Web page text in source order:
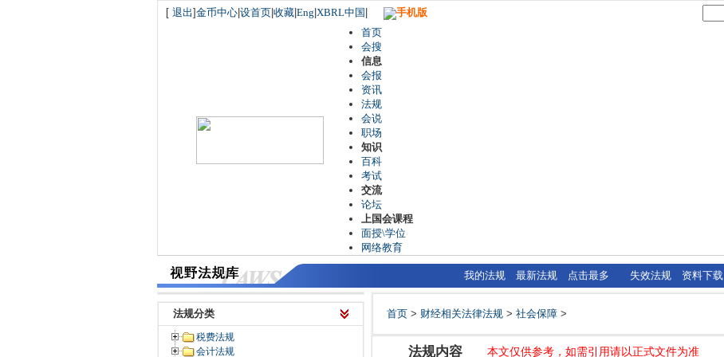
[ 退出]金币中心 设首页 收藏 Eng XBRL中国
手机版
首页
会搜
信息
会报
资讯
法规
会说
职场
知识
百科
考试
交流
论坛
上国会课程
面授\学位
网络教育
我的法规 最新法规 点击最多 失效法规 资料下载
法规分类
税费法规
会计法规
首页 > 财经相关法律法规 > 社会保障 >
法规内容 本文仅供参考，如需引用请以正式文件为准